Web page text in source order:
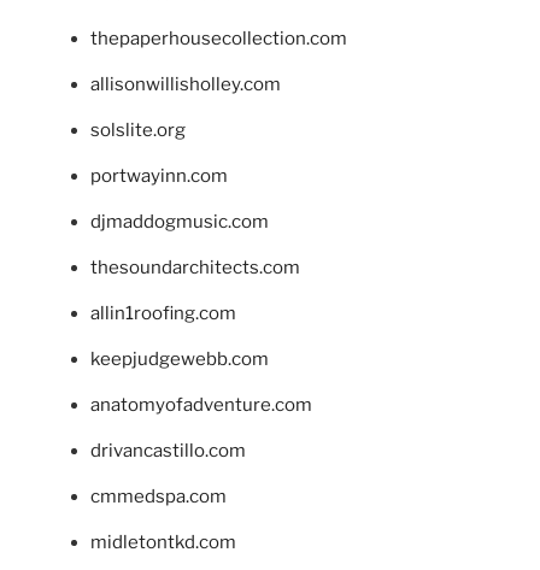
thepaperhousecollection.com
allisonwillisholley.com
solslite.org
portwayinn.com
djmaddogmusic.com
thesoundarchitects.com
allin1roofing.com
keepjudgewebb.com
anatomyofadventure.com
drivancastillo.com
cmmedspa.com
midletontkd.com